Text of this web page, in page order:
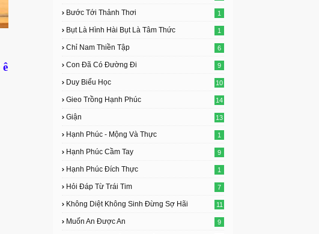
ê
Bước Tới Thảnh Thơi 1
Bụt Là Hình Hài Bụt Là Tâm Thức 1
Chỉ Nam Thiền Tập 6
Con Đã Có Đường Đi 9
Duy Biểu Học 10
Gieo Trồng Hạnh Phúc 14
Giận 13
Hạnh Phúc - Mộng Và Thực 1
Hạnh Phúc Cầm Tay 9
Hạnh Phúc Đích Thực 1
Hỏi Đáp Từ Trái Tim 7
Không Diệt Không Sinh Đừng Sợ Hãi 11
Muốn An Được An 9